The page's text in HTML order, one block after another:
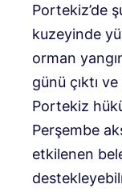
Portekiz’de
kuzeyinde
orman
günü çıktı
Portekiz
Perşembe
etkilenen